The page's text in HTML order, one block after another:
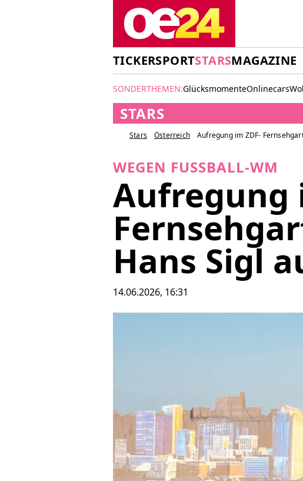
TICKERSPORTSTARSMAGAZINE
SONDERTHEMEN:GlücksmomenteOnlinecars
STARS
Stars Österreich Aufregung im ZDF-
WEGEN FUSSBALL-WM
Aufregung
Hans Sigl
14.06.2026, 16:31